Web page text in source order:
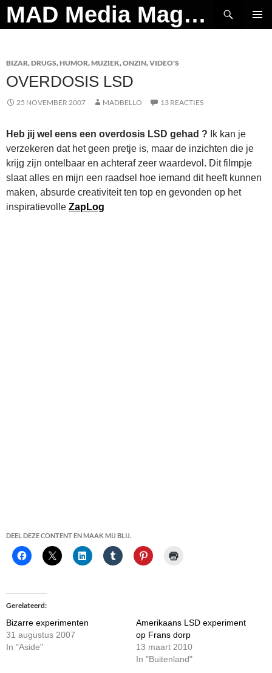
Ga
naar
MAD Media Magazine
Zoeken
BIZAR,DRUGS,HUMOR,MUZIEK,ONZIN,VIDEO'S
OVERDOSIS LSD
25 NOVEMBER 2007 MADBELLO 13 REACTIES
Heb jij wel eens een overdosis LSD gehad ? Ik kan je
verzekeren dat het geen pretje is, maar de inzichten die je
krijg zijn ontelbaar en achteraf zeer waardevol. Dit filmpje
slaat alles en mijn een raadsel hoe iemand dit heeft kunnen
maken, absurde creativiteit ten top en gevonden op het
inspiratievolle ZapLog
DEEL DEZE CONTENT EN MAAK MIJ BLIJ.
Gerelateerd
Bizarre experimenten
31 augustus 2007
In "Aside"
Amerikaans LSD experiment
op Frans dorp
13 maart 2010
In "Buitenland"